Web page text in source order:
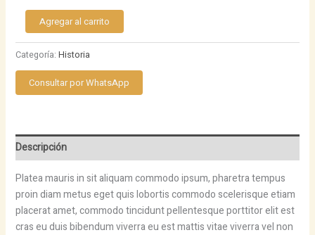
San
Martin
y
cantidad
Agregar al carrito
Categoría: Historia
Consultar por WhatsApp
Descripción
Platea mauris in sit aliquam commodo ipsum, pharetra tempus
proin diam metus eget quis lobortis commodo scelerisque etiam
placerat amet, commodo tincidunt pellentesque porttitor elit est
cras eu duis bibendum viverra eu est mattis vitae viverra vel non